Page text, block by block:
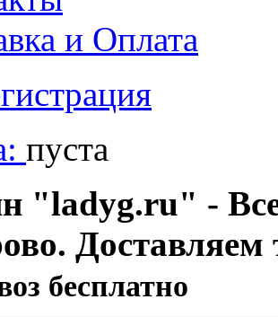
и Оплата
пуста
"ladyg.ru" -
бесплатно